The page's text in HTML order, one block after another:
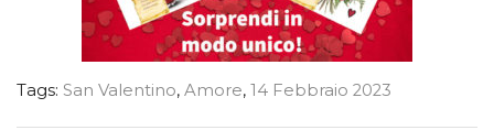
Tags: San Valentino, Amore, 14 Febbraio 2023